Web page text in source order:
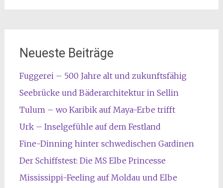
Neueste Beiträge
Fuggerei – 500 Jahre alt und zukunftsfähig
Seebrücke und Bäderarchitektur in Sellin
Tulum – wo Karibik auf Maya-Erbe trifft
Urk – Inselgefühle auf dem Festland
Fine-Dinning hinter schwedischen Gardinen
Der Schiffstest: Die MS Elbe Princesse
Mississippi-Feeling auf Moldau und Elbe